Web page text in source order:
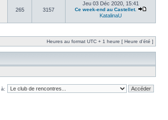
265 3157
Jeu 03 Déc 2020, 15:41
Ce week-end au Castellet.
KatalinaU
Heures au format UTC + 1 heure [ Heure d’été ]
à: